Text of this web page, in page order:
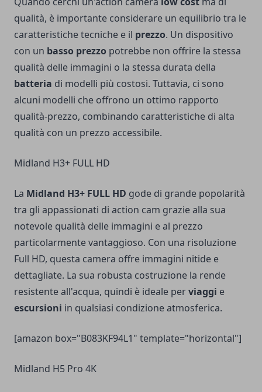
qualità, è importante considerare un equilibrio tra le
caratteristiche tecniche e il prezzo. Un dispositivo
con un basso prezzo potrebbe non offrire la stessa
qualità delle immagini o la stessa durata della
batteria di modelli più costosi. Tuttavia, ci sono
alcuni modelli che offrono un ottimo rapporto
qualità-prezzo, combinando caratteristiche di alta
qualità con un prezzo accessibile.
Midland H3+ FULL HD
La Midland H3+ FULL HD gode di grande popolarità
tra gli appassionati di action cam grazie alla sua
notevole qualità delle immagini e al prezzo
particolarmente vantaggioso. Con una risoluzione
Full HD, questa camera offre immagini nitide e
dettagliate. La sua robusta costruzione la rende
resistente all'acqua, quindi è ideale perviaggi e
escursioni in qualsiasi condizione atmosferica.
[amazon box="B083KF94L1" template="horizontal"]
Midland H5 Pro 4K